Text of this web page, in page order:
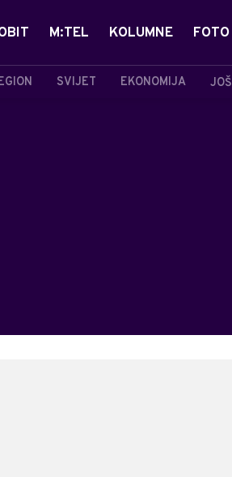
SVIJET EKONOMIJA JOŠ
M:TEL KOLUMNE FOTO